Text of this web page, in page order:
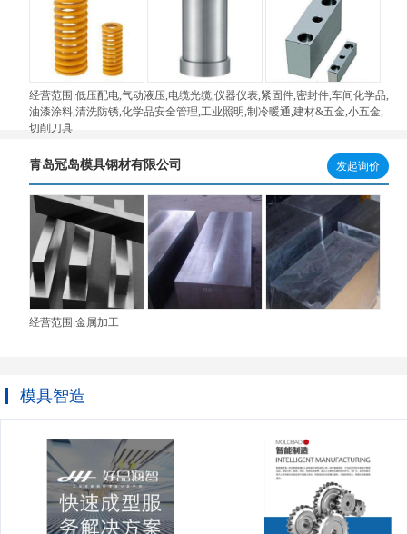
经营范围:低压配电,气动液压,电缆光缆,仪器仪表,紧固件,密封件,车间化学品,
油漆涂料,清洗防锈,化学品安全管理,工业照明,制冷暖通,建材&五金,小五金,
切削刀具
青岛冠岛模具钢材有限公司 发起询价
经营范围:金属加工
模具智造